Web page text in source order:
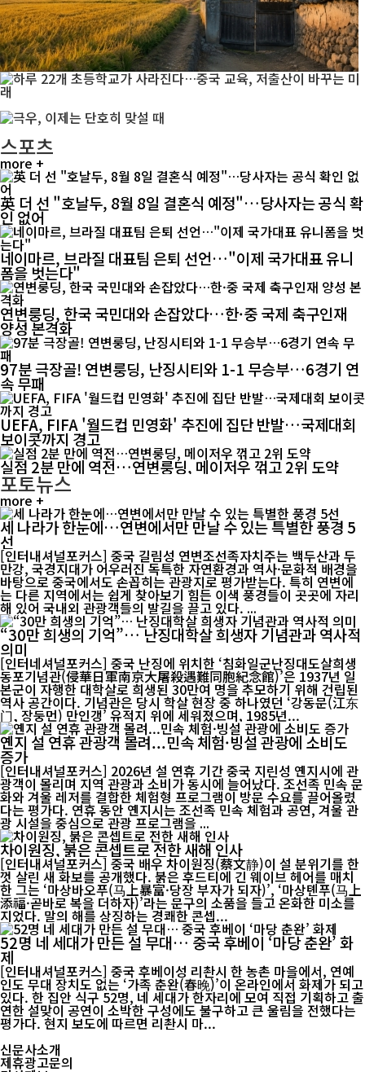
스포츠
more +
英 더 선 "호날두, 8월 8일 결혼식 예정"…당사자는 공식 확
인 없어
네이마르, 브라질 대표팀 은퇴 선언…"이제 국가대표 유니
폼을 벗는다"
연변룽딩, 한국 국민대와 손잡았다…한·중 국제 축구인재
양성 본격화
97분 극장골! 연변룽딩, 난징시티와 1-1 무승부…6경기 연
속 무패
UEFA, FIFA '월드컵 민영화' 추진에 집단 반발…국제대회
보이콧까지 경고
실점 2분 만에 역전…연변룽딩, 메이저우 꺾고 2위 도약
포토뉴스
more +
세 나라가 한눈에…연변에서만 만날 수 있는 특별한 풍경 5
선
[인터내셔널포커스] 중국 길림성 연변조선족자치주는 백두산과 두
만강, 국경지대가 어우러진 독특한 자연환경과 역사·문화적 배경을
바탕으로 중국에서도 손꼽히는 관광지로 평가받는다. 특히 연변에
는 다른 지역에서는 쉽게 찾아보기 힘든 이색 풍경들이 곳곳에 자리
해 있어 국내외 관광객들의 발길을 끌고 있다. ...
“30만 희생의 기억”… 난징대학살 희생자 기념관과 역사적
의미
[인터네셔널포커스] 중국 난징에 위치한 ‘침화일군난징대도살희생
동포기념관(侵華日軍南京大屠殺遇難同胞紀念館)’은 1937년 일
본군이 자행한 대학살로 희생된 30만여 명을 추모하기 위해 건립된
역사 공간이다. 기념관은 당시 학살 현장 중 하나였던 ‘강동문(江东
门, 장둥먼) 만인갱’ 유적지 위에 세워졌으며, 1985년...
옌지 설 연휴 관광객 몰려...민속 체험·빙설 관광에 소비도
증가
[인터내셔널포커스] 2026년 설 연휴 기간 중국 지린성 옌지시에 관
광객이 몰리며 지역 관광과 소비가 동시에 늘어났다. 조선족 민속 문
화와 겨울 레저를 결합한 체험형 프로그램이 방문 수요를 끌어올렸
다는 평가다. 연휴 동안 옌지시는 조선족 민속 체험과 공연, 겨울 관
광 시설을 중심으로 관광 프로그램을 ...
차이원징, 붉은 콘셉트로 전한 새해 인사
[인터내셔널포커스] 중국 배우 차이원징(蔡文静)이 설 분위기를 한
껏 살린 새 화보를 공개했다. 붉은 후드티에 긴 웨이브 헤어를 매치
한 그는 ‘마상바오푸(马上暴富·당장 부자가 되자)’, ‘마상톈푸(马上
添福·곧바로 복을 더하자)’라는 문구의 소품을 들고 온화한 미소를
지었다. 말의 해를 상징하는 경쾌한 콘셉...
52명 네 세대가 만든 설 무대… 중국 후베이 ‘마당 춘완’ 화
제
[인터내셔널포커스] 중국 후베이성 리촨시 한 농촌 마을에서, 연예
인도 무대 장치도 없는 ‘가족 춘완(春晚)’이 온라인에서 화제가 되고
있다. 한 집안 식구 52명, 네 세대가 한자리에 모여 직접 기획하고 출
연한 설맞이 공연이 소박한 구성에도 불구하고 큰 울림을 전했다는
평가다. 현지 보도에 따르면 리촨시 마...
신문사소개
제휴광고문의